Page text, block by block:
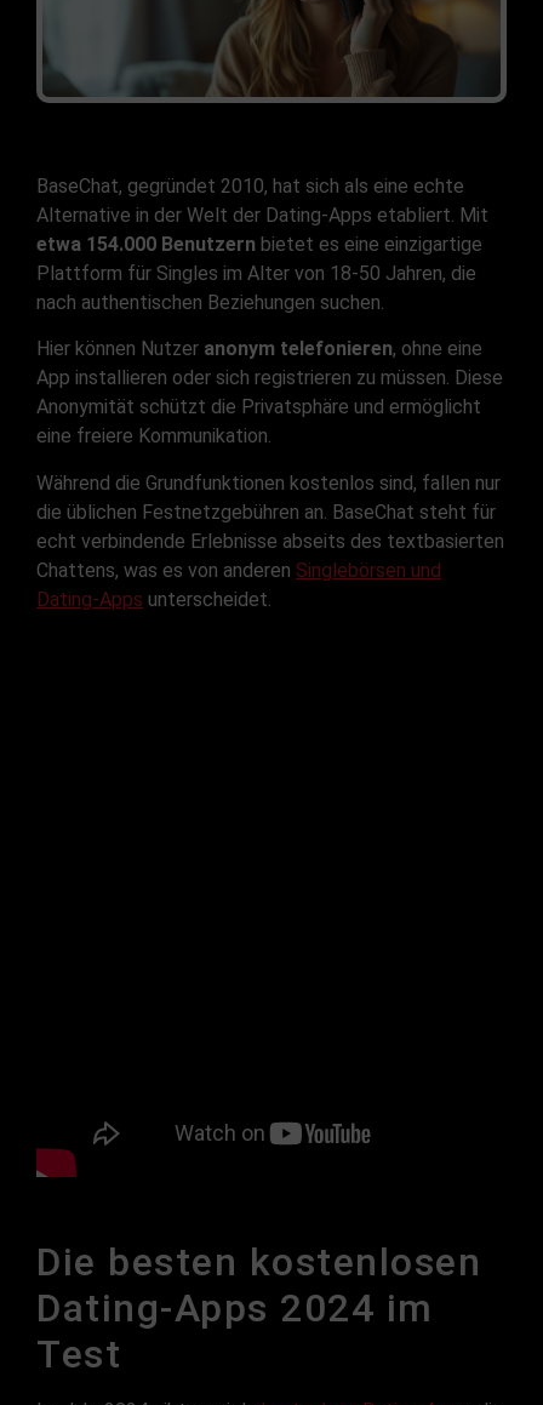
BaseChat, gegründet 2010, hat sich als eine echte
Alternative in der Welt der Dating-Apps etabliert. Mit
etwa 154.000 Benutzern bietet es eine einzigartige
Plattform für Singles im Alter von 18-50 Jahren, die
nach authentischen Beziehungen suchen.
Hier können Nutzer anonym telefonieren, ohne eine
App installieren oder sich registrieren zu müssen. Diese
Anonymität schützt die Privatsphäre und ermöglicht
eine freiere Kommunikation.
Während die Grundfunktionen kostenlos sind, fallen nur
die üblichen Festnetzgebühren an. BaseChat steht für
echt verbindende Erlebnisse abseits des textbasierten
Chattens, was es von anderen Singlebörsen und
Dating-Apps unterscheidet.
Die besten kostenlosen
Dating-Apps 2024 im
Test